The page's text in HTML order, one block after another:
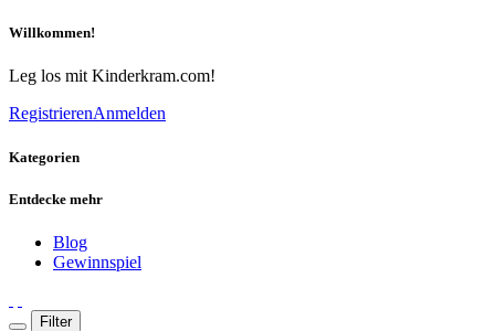
Willkommen!
Leg los mit Kinderkram.com!
RegistrierenAnmelden
Kategorien
Entdecke mehr
Blog
Gewinnspiel
Filter